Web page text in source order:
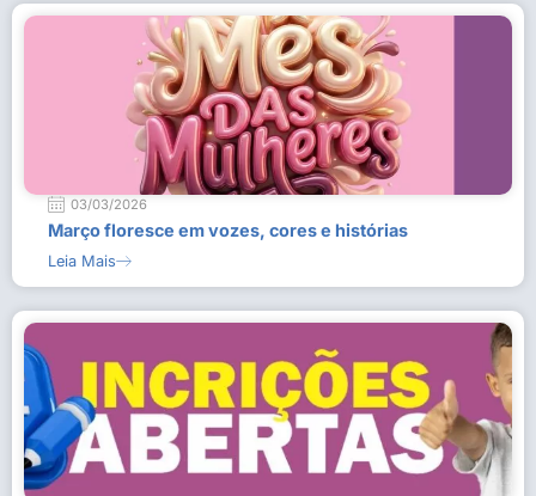
03/03/2026
Março floresce em vozes, cores e histórias
Leia Mais